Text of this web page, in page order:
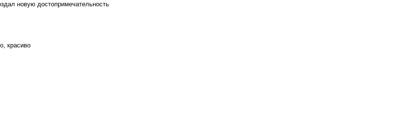
новую достопримечательность
красиво